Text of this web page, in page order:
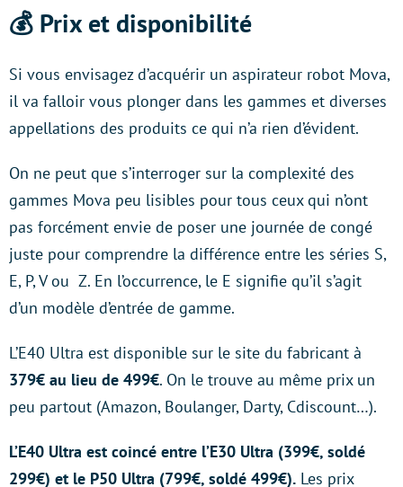
💰 Prix et disponibilité
Si vous envisagez d’acquérir un aspirateur robot Mova,
il va falloir vous plonger dans les gammes et diverses
appellations des produits ce qui n’a rien d’évident.
On ne peut que s’interroger sur la complexité des
gammes Mova peu lisibles pour tous ceux qui n’ont
pas forcément envie de poser une journée de congé
juste pour comprendre la différence entre les séries S,
E, P, V ou Z. En l’occurrence, le E signifie qu’il s’agit
d’un modèle d’entrée de gamme.
L’E40 Ultra est disponible sur le site du fabricant à
379€ au lieu de 499€. On le trouve au même prix un
peu partout (Amazon, Boulanger, Darty, Cdiscount…).
L’E40 Ultra est coincé entre l’E30 Ultra (399€, soldé
299€) et le P50 Ultra (799€, soldé 499€). Les prix